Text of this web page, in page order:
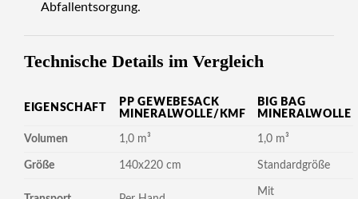
Abfallentsorgung.
Technische Details im Vergleich
EIGENSCHAFT
PP GEWEBESACK
MINERALWOLLE/KMF
BIG BAG
MINERALWOLLE
Volumen 1,0 m³ 1,0 m³
Größe 140x220 cm Standardgröße
Mit